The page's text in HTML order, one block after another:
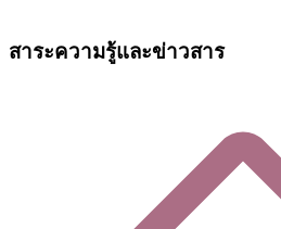
สาระความรู้และข่าวสาร